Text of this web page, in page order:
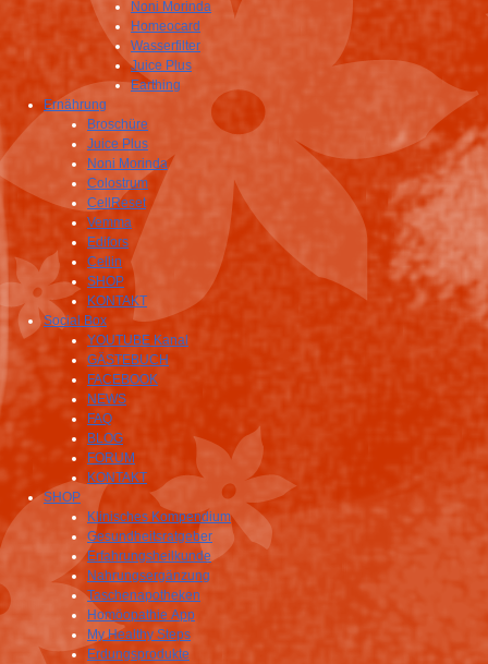
Noni Morinda
Homeocard
Wasserfilter
Juice Plus
Earthing
Ernährung
Broschüre
Juice Plus
Noni Morinda
Colostrum
CellReset
Vemma
Edifors
Cellin
SHOP
KONTAKT
Social Box
YOUTUBE Kanal
GÄSTEBUCH
FACEBOOK
NEWS
FAQ
BLOG
FORUM
KONTAKT
SHOP
Klinisches Kompendium
Gesundheitsratgeber
Erfahrungsheilkunde
Nahrungsergänzung
Taschenapotheken
Homöopathie App
My Healthy Steps
Erdungsprodukte